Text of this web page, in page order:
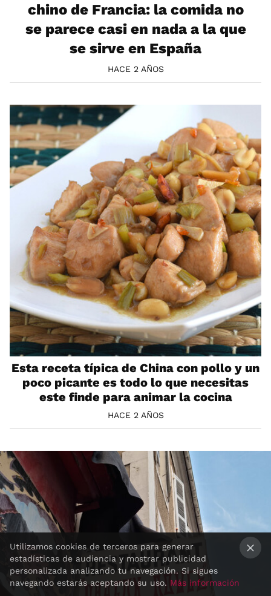
chino de Francia: la comida no
se parece casi en nada a la que
se sirve en España
HACE 2 AÑOS
Esta receta típica de China con pollo y un
poco picante es todo lo que necesitas
este finde para animar la cocina
HACE 2 AÑOS
Utilizamos cookies de terceros para generar
estadísticas de audiencia y mostrar publicidad
personalizada analizando tu navegación. Si sigues
navegando estarás aceptando su uso. Más información